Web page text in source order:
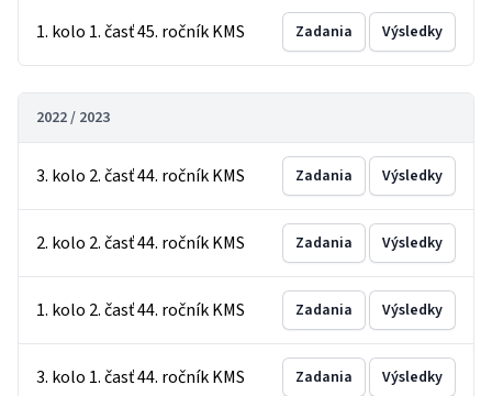
1. kolo 1. časť 45. ročník KMS Zadania Výsledky
2022 / 2023
3. kolo 2. časť 44. ročník KMS Zadania Výsledky
2. kolo 2. časť 44. ročník KMS Zadania Výsledky
1. kolo 2. časť 44. ročník KMS Zadania Výsledky
3. kolo 1. časť 44. ročník KMS Zadania Výsledky